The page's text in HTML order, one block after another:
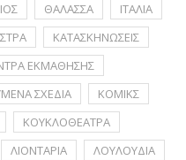
ΘΑΛΑΣΣΑ
ΙΤΑΛΙΑ
ΚΑΤΑΣΚΗΝΩΣΕΙΣ
ΕΚΜΑΘΗΣΗΣ
ΣΧΕΔΙΑ
ΚΟΜΙΚΣ
ΚΟΥΚΛΟΘΕΑΤΡΑ
ΛΙΟΝΤΑΡΙΑ
ΛΟΥΛΟΥΔΙΑ